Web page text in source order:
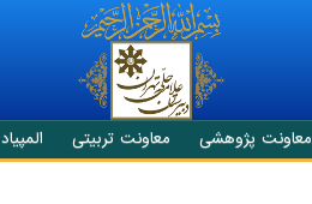
معاونت پژوهشی معاونت تربیتی المپیاد